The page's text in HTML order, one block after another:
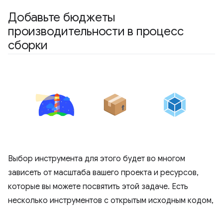
Добавьте бюджеты
производительности в процесс
сборки
Выбор инструмента для этого будет во многом
зависеть от масштаба вашего проекта и ресурсов,
которые вы можете посвятить этой задаче. Есть
несколько инструментов с открытым исходным кодом,